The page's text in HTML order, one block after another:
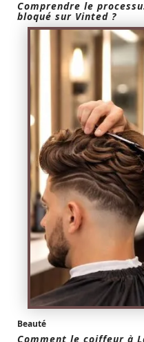
Comprendre le
bloqué sur Vinted ?
Beauté
Comment le coiffeur à